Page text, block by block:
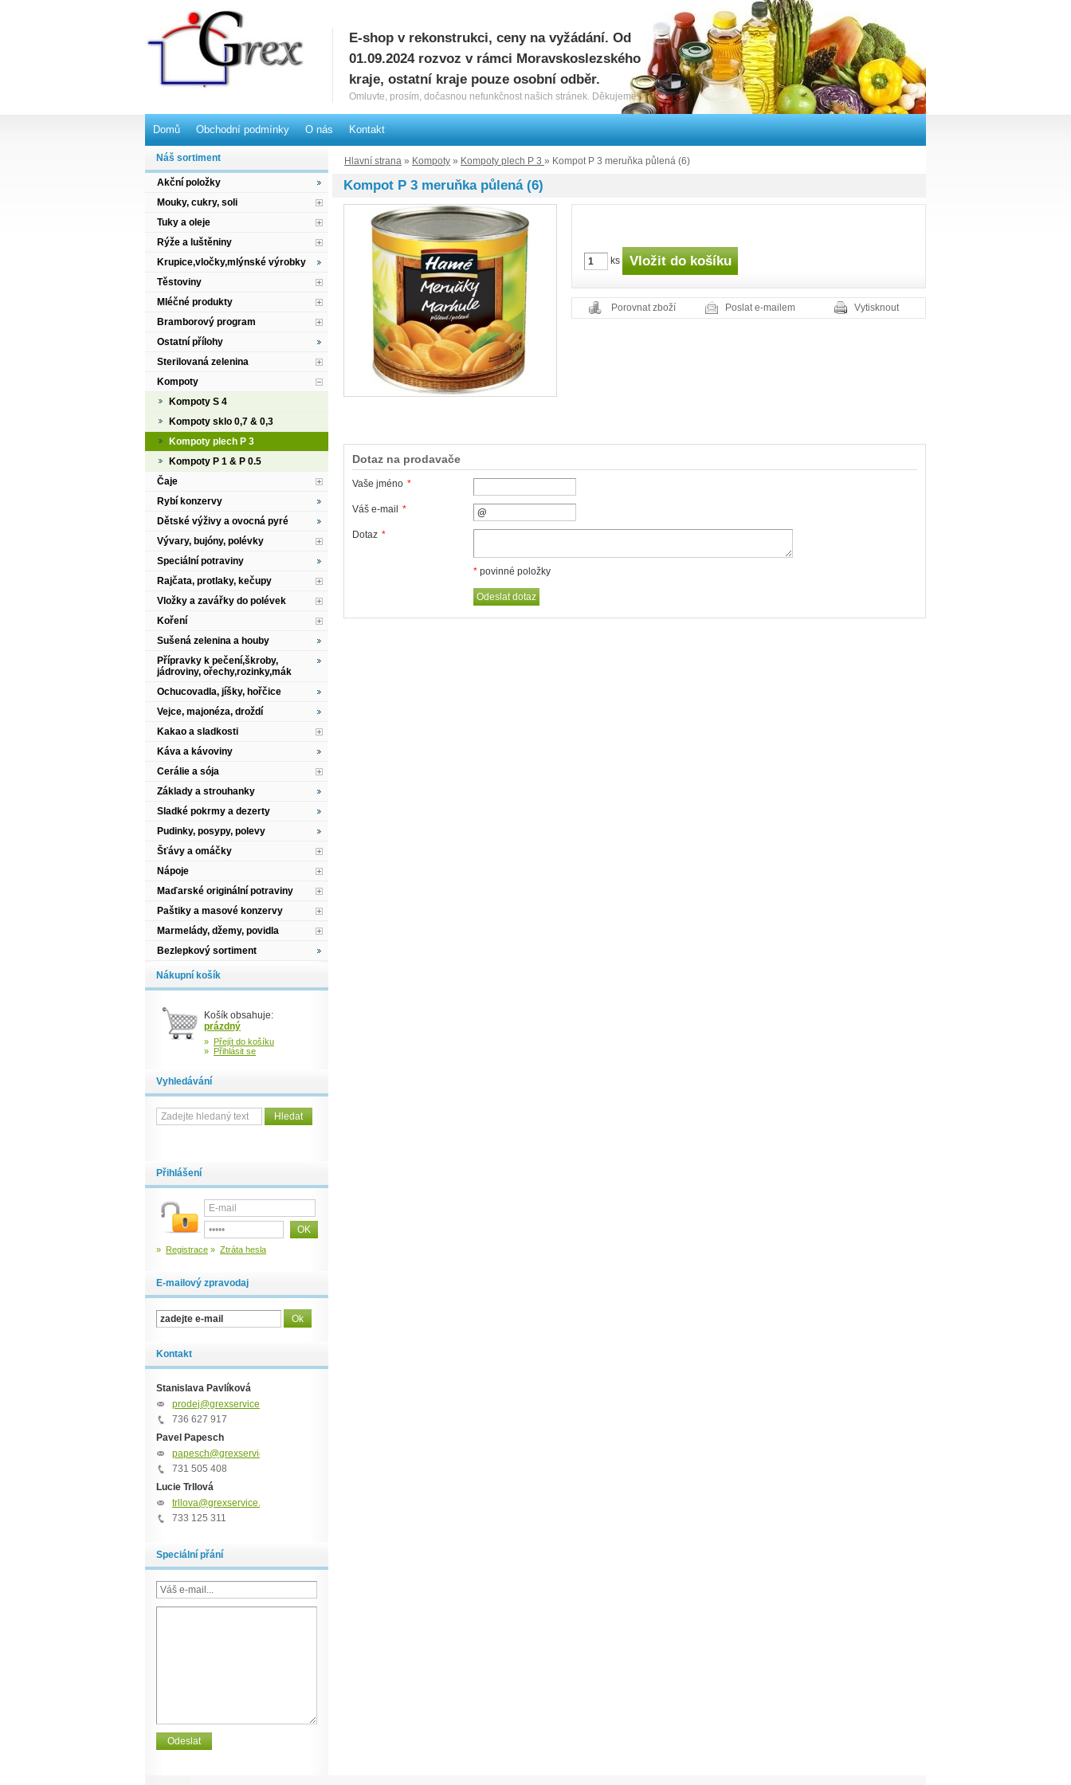
Hlavní strana » Kompoty » Kompoty plech P 3 » Kompot P 3 meruňka půlená (6)
Kompot P 3 meruňka půlená (6)
ks
Porovnat zboží Poslat e-mailem Vytisknout
Dotaz na prodavače
Vaše jméno *
Váš e-mail *
Dotaz *
*povinné položky
Náš sortiment
Akční položky
Mouky, cukry, soli
Tuky a oleje
Rýže a luštěniny
Krupice,vločky,mlýnské výrobky
Těstoviny
Mléčné produkty
Bramborový program
Ostatní přílohy
Sterilovaná zelenina
Kompoty
Kompoty S 4
Kompoty sklo 0,7 & 0,3
Kompoty plech P 3
Kompoty P 1 & P 0.5
Čaje
Rybí konzervy
Dětské výživy a ovocná pyré
Vývary, bujóny, polévky
Speciální potraviny
Rajčata, protlaky, kečupy
Vložky a zavářky do polévek
Koření
Sušená zelenina a houby
Přípravky k pečení,škroby,
jádroviny, ořechy,rozinky,mák
Ochucovadla, jíšky, hořčice
Vejce, majonéza, droždí
Kakao a sladkosti
Káva a kávoviny
Cerálie a sója
Základy a strouhanky
Sladké pokrmy a dezerty
Pudinky, posypy, polevy
Šťávy a omáčky
Nápoje
Maďarské originální potraviny
Paštiky a masové konzervy
Marmelády, džemy, povidla
Bezlepkový sortiment
Nákupní košík
Košík obsahuje:
prázdný
» Přejít do košíku
» Přihlásit se
Vyhledávání
Přihlášení
» Registrace » Ztráta hesla
E-mailový zpravodaj
Kontakt
Stanislava Pavlíková
prodej@grexservice.cz
736 627 917
Pavel Papesch
papesch@grexservice.cz
731 505 408
Lucie Trllová
trllova@grexservice.cz
733 125 311
Speciální přání
G
E-shop v rekonstrukci, ceny na vyžádání. Od
01.09.2024 rozvoz v rámci Moravskoslezského
kraje, ostatní kraje pouze osobní odběr.
Omluvte, prosím, dočasnou nefunkčnost našich stránek. Děkujeme.
Domů Obchodní podmínky O nás Kontakt